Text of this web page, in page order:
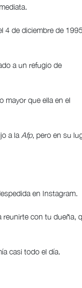
4 de diciembre de
a un refugio de
mayor que ella en el
a la Afp, pero en su
en Instagram.
reunirte con tu dueña,
casi todo el día.